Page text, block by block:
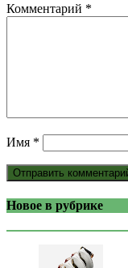
Комментарий *
Имя *
Новое в рубрике